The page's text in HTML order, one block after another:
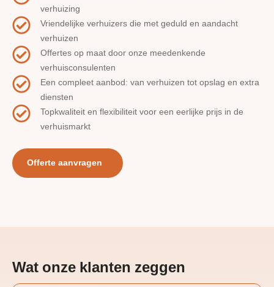
verhuizing
Vriendelijke verhuizers die met geduld en aandacht
verhuizen
Offertes op maat door onze meedenkende
verhuisconsulenten
Een compleet aanbod: van verhuizen tot opslag en extra
diensten
Topkwaliteit en flexibiliteit voor een eerlijke prijs in de
verhuismarkt
Offerte aanvragen
Wat onze klanten zeggen